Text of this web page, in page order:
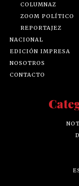
COLUMNAZ
ZOOM POLÍTICO
REPORTAJEZ
NACIONAL
EDICIÓN IMPRESA
NOSOTROS
CONTACTO